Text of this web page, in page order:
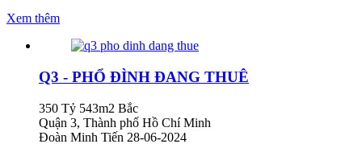
Xem thêm
Q3 - PHỔ ĐÌNH ĐANG THUÊ
350 Tỷ 543m2 Bắc
Quận 3, Thành phố Hồ Chí Minh
Đoàn Minh Tiến 28-06-2024